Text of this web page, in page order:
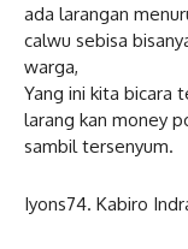
ada larangan
calwu sebisa
warga,
Yang ini kita bicara
larang kan money
sambil tersenyum.
Iyons74. Kabiro